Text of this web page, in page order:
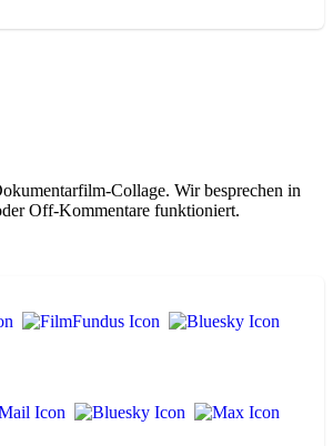
Collage. Wir besprechen in
Off-Kommentare funktioniert.